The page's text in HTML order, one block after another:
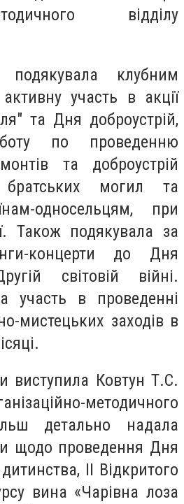
відділу
клубним
участь в акції
та Дня доброустрій,
по проведенню
та доброустрій
братських могил та
односельцям, при
Також подякувала за
концерти до Дня
світовій війні.
участь в проведенні
мистецьких заходів в
виступила Ковтун Т.С.
методичного
детально надала
щодо проведення Дня
II Відкритого
вина «Чарівна лоза